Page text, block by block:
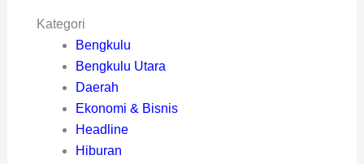
Kategori
Bengkulu
Bengkulu Utara
Daerah
Ekonomi & Bisnis
Headline
Hiburan